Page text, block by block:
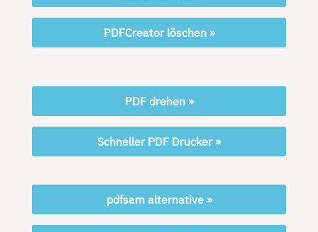
PDFCreator löschen »
PDF drehen »
Schneller PDF Drucker »
pdfsam alternative »